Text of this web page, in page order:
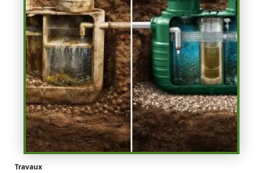
Travaux